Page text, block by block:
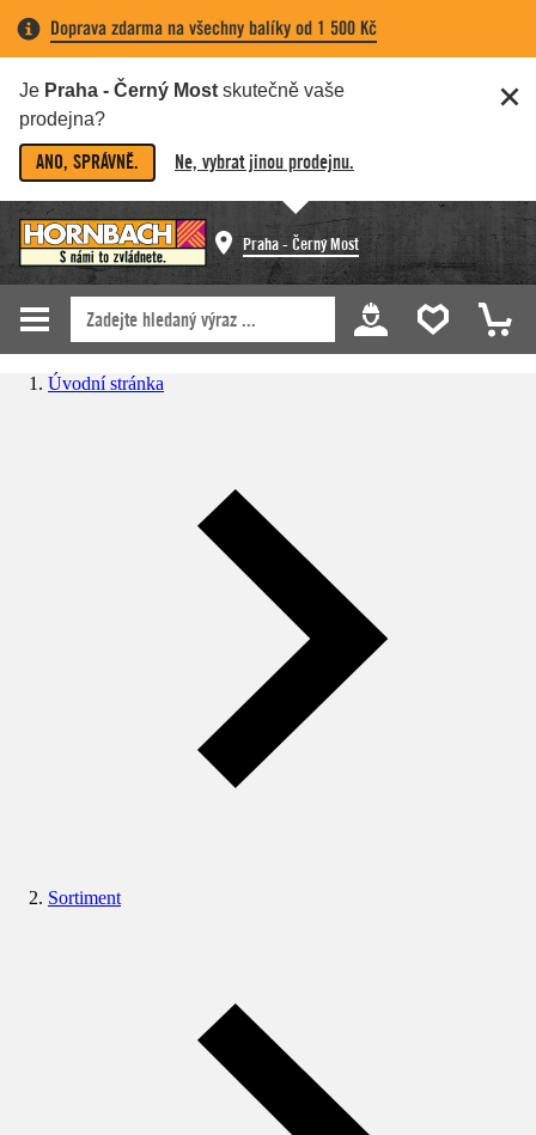
Doprava zdarma na všechny balíky od 1 500 Kč
Je Praha - Černý Most skutečně vaše
prodejna?
ANO, SPRÁVNĚ. Ne, vybrat jinou prodejnu.
Praha - Černý Most
Úvodní stránka
Sortiment